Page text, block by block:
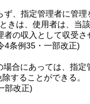
、指定管理者に管理
きは、使用者は、当
の収入として収受さ
4条例35・一部改正)
場合にあっては、指定
することができる。
部改正)